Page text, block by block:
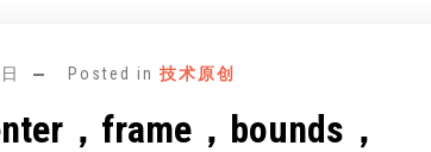
Posted in 技术原创
，frame，bounds，